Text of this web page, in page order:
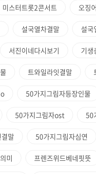
미스터트롯2콘서트 오징
설국열차결말 설국
서진이네다시보기 기생
트와일라잇결말
50가지그림자등장인물
50가지그림자ost 50
말 50가지그림자심연
미 프렌즈위드베네핏뜻